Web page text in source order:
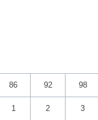
86 92 98
1 2 3